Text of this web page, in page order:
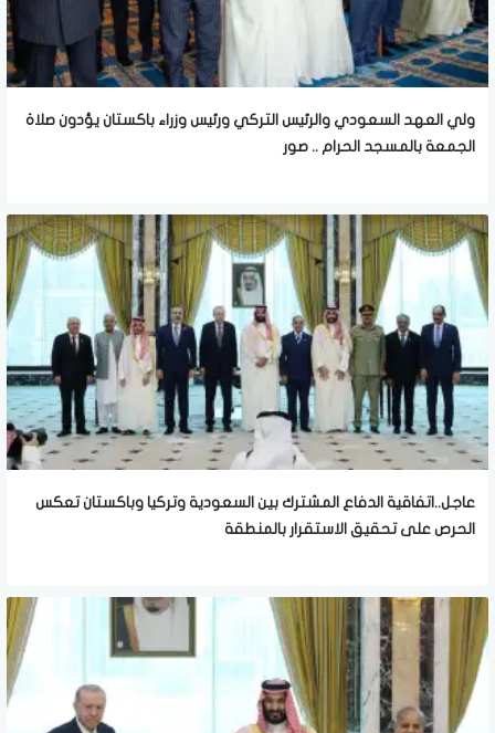
ولي العهد السعودي والرئيس التركي ورئيس وزراء باكستان يؤدون صلاة
الجمعة بالمسجد الحرام .. صور
عاجل..اتفاقية الدفاع المشترك بين السعودية وتركيا وباكستان تعكس
الحرص على تحقيق الاستقرار بالمنطقة